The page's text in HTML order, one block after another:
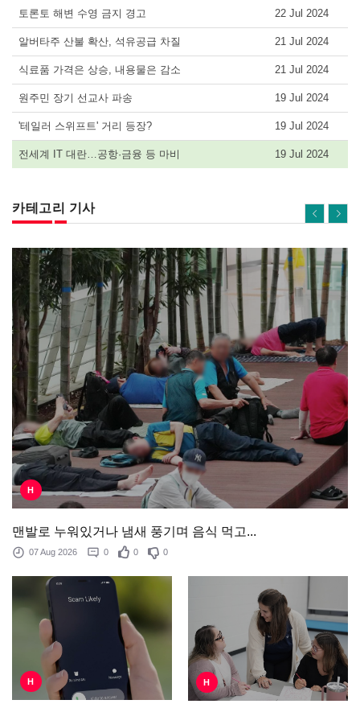
토론토 해변 수영 금지 경고 22 Jul 2024
알버타주 산불 확산, 석유공급 차질 21 Jul 2024
식료품 가격은 상승, 내용물은 감소 21 Jul 2024
원주민 장기 선교사 파송 19 Jul 2024
'테일러 스위프트' 거리 등장? 19 Jul 2024
전세계 IT 대란…공항·금융 등 마비 19 Jul 2024
카테고리 기사
H
맨발로 누워있거나 냄새 풍기며 음식 먹고...
07 Aug 2026 0 0 0
H H